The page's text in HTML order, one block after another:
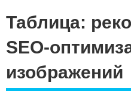
Таблица:
SEO-
изображений